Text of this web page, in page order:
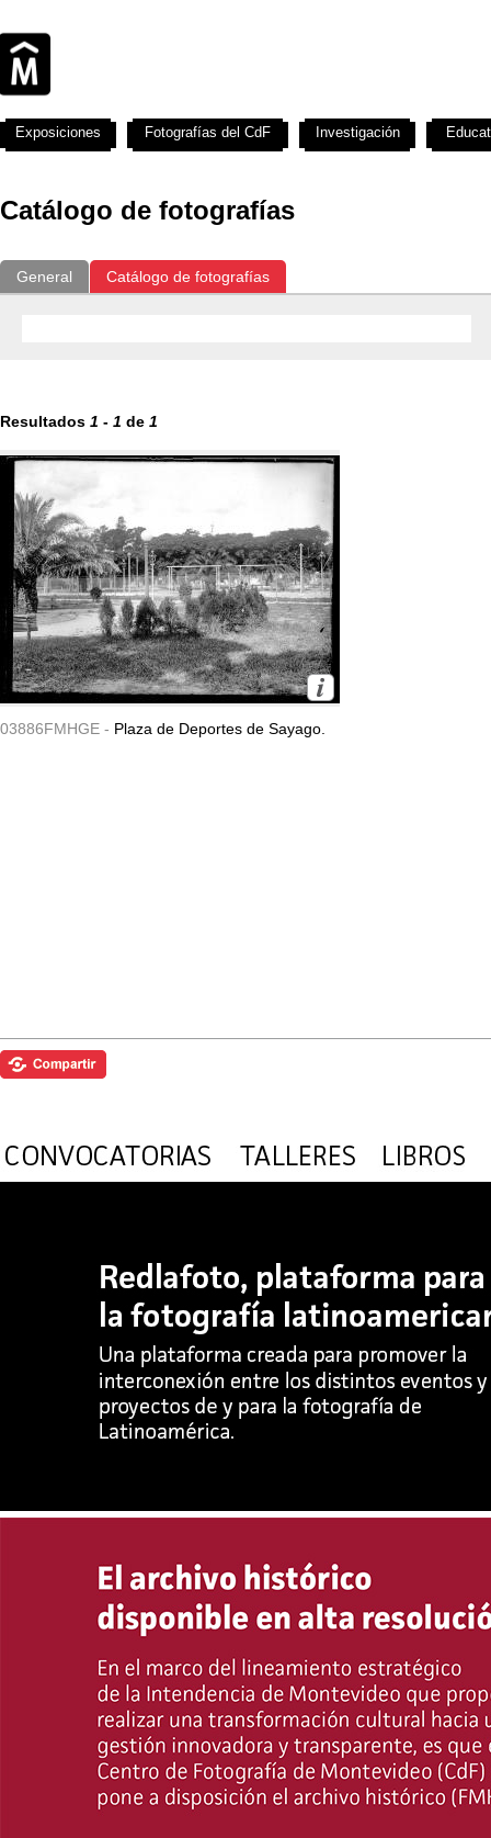
Catálogo de fotografías
General Catálogo de fotografías
Resultados 1 - 1 de 1
03886FMHGE - Plaza de Deportes de Sayago.
Exposiciones Fotografías del CdF Investigación